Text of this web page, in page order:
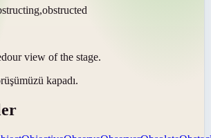
our view of the stage.
kapadı.